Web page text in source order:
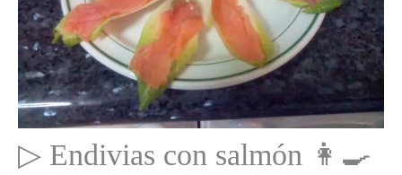
▷ Endivias con salmón 👩‍🍳